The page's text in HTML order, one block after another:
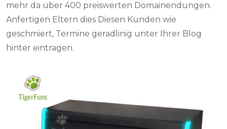
mehr da über 400 preiswerten Domainendungen.
Anfertigen Eltern dies Diesen Kunden wie
geschmiert, Termine geradlinig unter Ihrer Blog
hinter eintragen.